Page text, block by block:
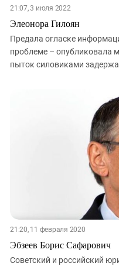
21:07, 3 июля 2022
Элеонора Гилоян
Предала огласке
проблеме – опубликовала
пыток силовиками
21:20, 11 февраля 2020
Эбзеев Борис Сафарович
Советский и российский